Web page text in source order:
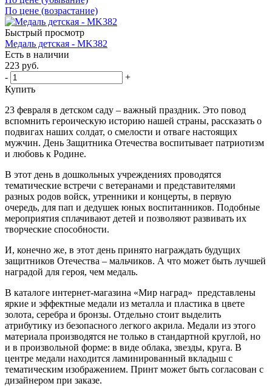
По цене (возрастание)
Быстрый просмотр
Медаль детская - MK382
Есть в наличии
223 руб.
-
+
Купить
23 февраля в детском саду – важный праздник. Это повод
вспомнить героическую историю нашей страны, рассказать о
подвигах наших солдат, о смелости и отваге настоящих
мужчин. День Защитника Отечества воспитывает патриотизм
и любовь к Родине.
В этот день в дошкольных учреждениях проводятся
тематические встречи с ветеранами и представителями
разных родов войск, утренники и концерты, в первую
очередь, для пап и дедушек юных воспитанников. Подобные
мероприятия сплачивают детей и позволяют развивать их
творческие способности.
И, конечно же, в этот день принято награждать будущих
защитников Отечества – мальчиков. А что может быть лучшей
наградой для героя, чем медаль.
В каталоге интернет-магазина «Мир наград» представлены
яркие и эффектные медали из металла и пластика в цвете
золота, серебра и бронзы. Отдельно стоит выделить
атрибутику из безопасного легкого акрила. Медали из этого
материала производятся не только в стандартной круглой, но
и в произвольной форме: в виде облака, звезды, круга. В
центре медали находится ламинированный вкладыш с
тематическим изображением. Принт может быть согласован с
дизайнером при заказе.